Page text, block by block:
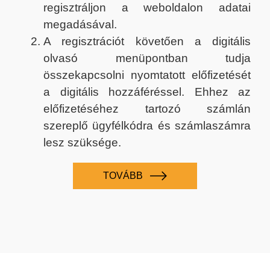
regisztráljon a weboldalon adatai
megadásával.
A regisztrációt követően a digitális
olvasó menüpontban tudja
összekapcsolni nyomtatott előfizetését
a digitális hozzáféréssel. Ehhez az
előfizetéséhez tartozó számlán
szereplő ügyfélkódra és számlaszámra
lesz szüksége.
TOVÁBB